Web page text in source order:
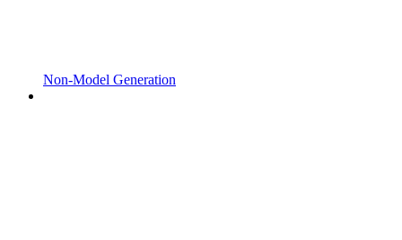
Non-Model Generation